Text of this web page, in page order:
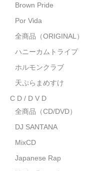
Japanese Rap
MotiveRecords
グ ッ ズ
タオル・リストバンド
トートバッグ
Brown Pride
Por Vida
全商品（ORIGINAL）
ハニーカムトライプ
ホルモンクラブ
天ぷらまめすけ
C D / D V D
全商品（CD/DVD）
DJ SANTANA
MixCD
Japanese Rap